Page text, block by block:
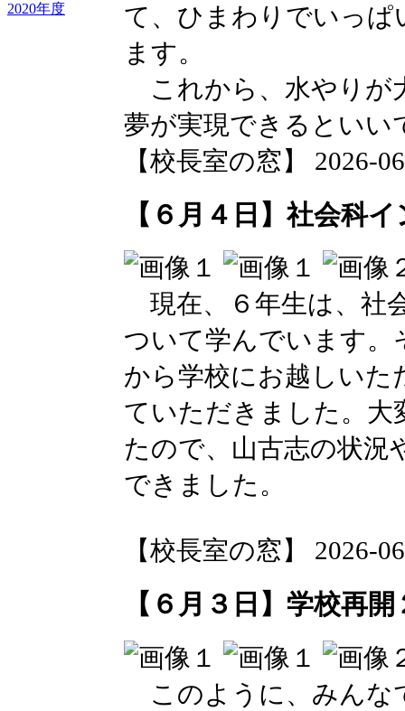
2020年度
て、ひまわりでいっぱ
ます。
これから、水やりが
夢が実現できるといい
【校長室の窓】 2026-
【６月４日】社会科
現在、６年生は、社
ついて学んでいます。
から学校にお越しいた
ていただきました。大
たので、山古志の状況
できました。
【校長室の窓】 2026-
【６月３日】学校再
このように、みんな